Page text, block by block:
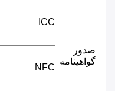
صدور
گواهینامه
ICC
NFC